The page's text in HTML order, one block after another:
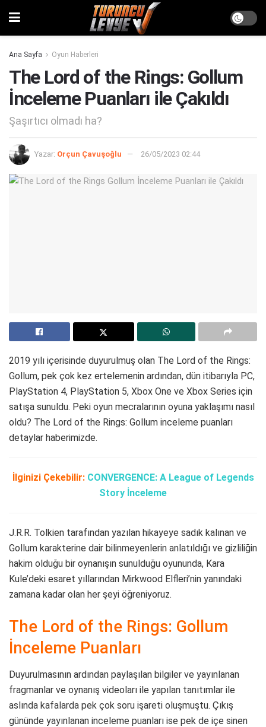
Ana Sayfa Oyun Haberleri
The Lord of the Rings: Gollum
İnceleme Puanları ile Çakıldı
Şaşırtıcı olmadı ha?
Yazar: Orçun Çavuşoğlu 26/05/2023 02:44
2019 yılı içerisinde duyurulmuş olan The Lord of the Rings:
Gollum, pek çok kez ertelemenin ardından, dün itibarıyla PC,
PlayStation 4, PlayStation 5, Xbox One ve Xbox Series için
satışa sunuldu. Peki oyun mecralarının oyuna yaklaşımı nasıl
oldu? The Lord of the Rings: Gollum inceleme puanları
detaylar haberimizde.
İlginizi Çekebilir: CONVERGENCE: A League of Legends
Story İnceleme
J.R.R. Tolkien tarafından yazılan hikayeye sadık kalınan ve
Gollum karakterine dair bilinmeyenlerin anlatıldığı ve gizliliğin
hakim olduğu bir oynanışın sunulduğu oyununda, Kara
Kule’deki esaret yıllarından Mirkwood Elfleri’nin yanındaki
zamana kadar olan her şeyi öğreniyoruz.
The Lord of the Rings: Gollum
İnceleme Puanları
Duyurulmasının ardından paylaşılan bilgiler ve yayınlanan
fragmanlar ve oynanış videoları ile yapılan tanıtımlar ile
aslında kafalarda pek çok soru işareti oluşmuştu. Çıkış
gününde yayınlanan inceleme puanları ise pek de içe sinen